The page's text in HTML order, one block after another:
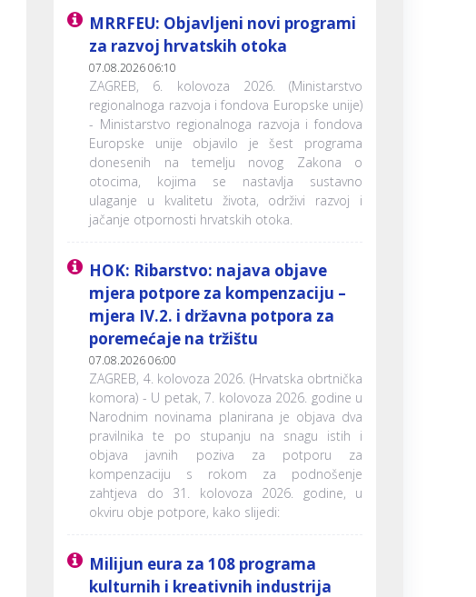
MRRFEU: Objavljeni novi programi
za razvoj hrvatskih otoka
07.08.2026 06:10
ZAGREB, 6. kolovoza 2026. (Ministarstvo
regionalnoga razvoja i fondova Europske unije)
- Ministarstvo regionalnoga razvoja i fondova
Europske unije objavilo je šest programa
donesenih na temelju novog Zakona o
otocima, kojima se nastavlja sustavno
ulaganje u kvalitetu života, održivi razvoj i
jačanje otpornosti hrvatskih otoka.
HOK: Ribarstvo: najava objave
mjera potpore za kompenzaciju –
mjera IV.2. i državna potpora za
poremećaje na tržištu
07.08.2026 06:00
ZAGREB, 4. kolovoza 2026. (Hrvatska obrtnička
komora) - U petak, 7. kolovoza 2026. godine u
Narodnim novinama planirana je objava dva
pravilnika te po stupanju na snagu istih i
objava javnih poziva za potporu za
kompenzaciju s rokom za podnošenje
zahtjeva do 31. kolovoza 2026. godine, u
okviru obje potpore, kako slijedi:
Milijun eura za 108 programa
kulturnih i kreativnih industrija